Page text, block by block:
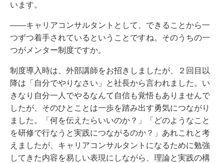
います。
――キャリアコンサルタントとして、できることから一
つずつ着手されているということですね。そのうちの一
つがメンター制度ですか。
制度導入時は、外部講師をお招きしましたが、２回目以
降は「自分でやりなさい」と社長から言われました。い
きなり自分一人でやるなんて自信も覚悟もありませんで
したが、そのひとことは一歩を踏み出す勇気につながり
ました。「何を伝えたらいいのか？」「どのようなこと
を研修で行なうと実践につながるのか？」あれこれと考
えましたが、キャリアコンサルタントになるために勉強
してきた内容を易しい表現にしながら、理論と実践の構